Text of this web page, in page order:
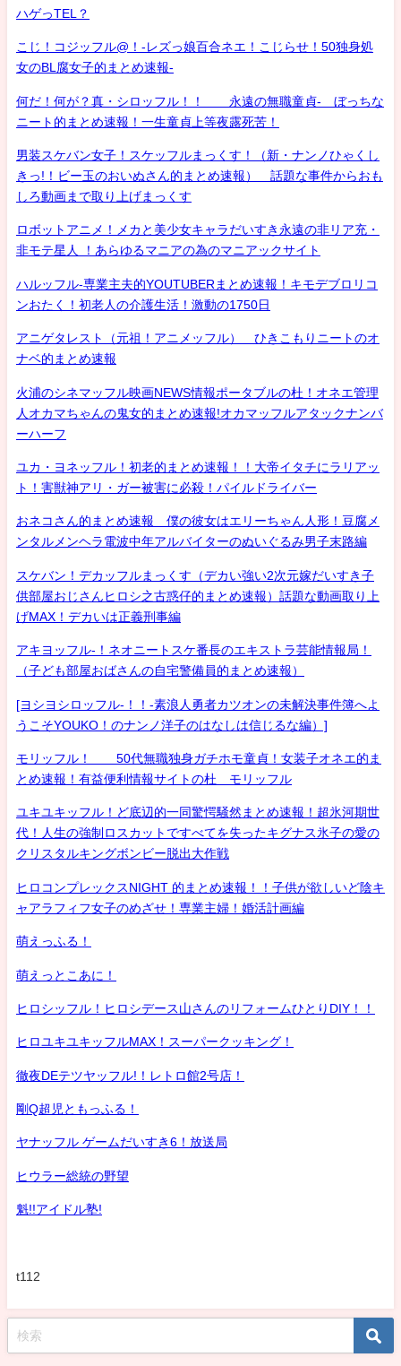
ハゲっTEL？
こじ！コジッフル@！-レズっ娘百合ネエ！こじらせ！50独身処
女のBL腐女子的まとめ速報-
何だ！何が？真・シロッフル！！ 永遠の無職童貞- ぼっちな
ニート的まとめ速報！一生童貞上等夜露死苦！
男装スケバン女子！スケッフルまっくす！（新・ナンノひゃくし
きっ!！ビー玉のおいぬさん的まとめ速報） 話題な事件からおも
しろ動画まで取り上げまっくす
ロボットアニメ！メカと美少女キャラだいすき永遠の非リア充・
非モテ星人 ！あらゆるマニアの為のマニアックサイト
ハルッフル-専業主夫的YOUTUBERまとめ速報！キモデブロリコ
ンおたく！初老人の介護生活！激動の1750日
アニゲタレスト（元祖！アニメッフル） ひきこもりニートのオ
ナベ的まとめ速報
火浦のシネマッフル映画NEWS情報ポータブルの杜！オネエ管理
人オカマちゃんの鬼女的まとめ速報!オカマッフルアタックナンバ
ーハーフ
ユカ・ヨネッフル！初老的まとめ速報！！大帝イタチにラリアッ
ト！害獣神アリ・ガー被害に必殺！パイルドライバー
おネコさん的まとめ速報 僕の彼女はエリーちゃん人形！豆腐メ
ンタルメンヘラ電波中年アルバイターのぬいぐるみ男子末路編
スケバン！デカッフルまっくす（デカい強い2次元嫁だいすき子
供部屋おじさんヒロシ之古惑仔的まとめ速報）話題な動画取り上
げMAX！デカいは正義刑事編
アキヨッフル-！ネオニートスケ番長のエキストラ芸能情報局！
（子ども部屋おばさんの自宅警備員的まとめ速報）
[ヨシヨシロッフル-！！-素浪人勇者カツオンの未解決事件簿へよ
うこそYOUKO！のナンノ洋子のはなしは信じるな編）]
モリッフル！ 50代無職独身ガチホモ童貞！女装子オネエ的ま
とめ速報！有益便利情報サイトの杜 モリッフル
ユキユキッフル！ど底辺的一同驚愕騒然まとめ速報！超氷河期世
代！人生の強制ロスカットですべてを失ったキグナス氷子の愛の
クリスタルキングボンビー脱出大作戦
ヒロコンプレックスNIGHT 的まとめ速報！！子供が欲しいど陰キ
ャアラフィフ女子のめざせ！専業主婦！婚活計画編
萌えっふる！
萌えっとこあに！
ヒロシッフル！ヒロシデース山さんのリフォームひとりDIY！！
ヒロユキユキッフルMAX！スーパークッキング！
徹夜DEテツヤッフル!！レトロ館2号店！
剛Q超児ともっふる！
ヤナッフル ゲームだいすき6！放送局
ヒウラー総統の野望
魁!!アイドル塾!
t112